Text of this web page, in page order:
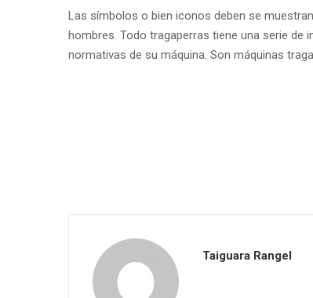
Las símbolos o bien iconos deben se
hombres. Todo tragaperras tiene una serie de
normativas de su máquina. Son máquinas
Taiguara Rangel